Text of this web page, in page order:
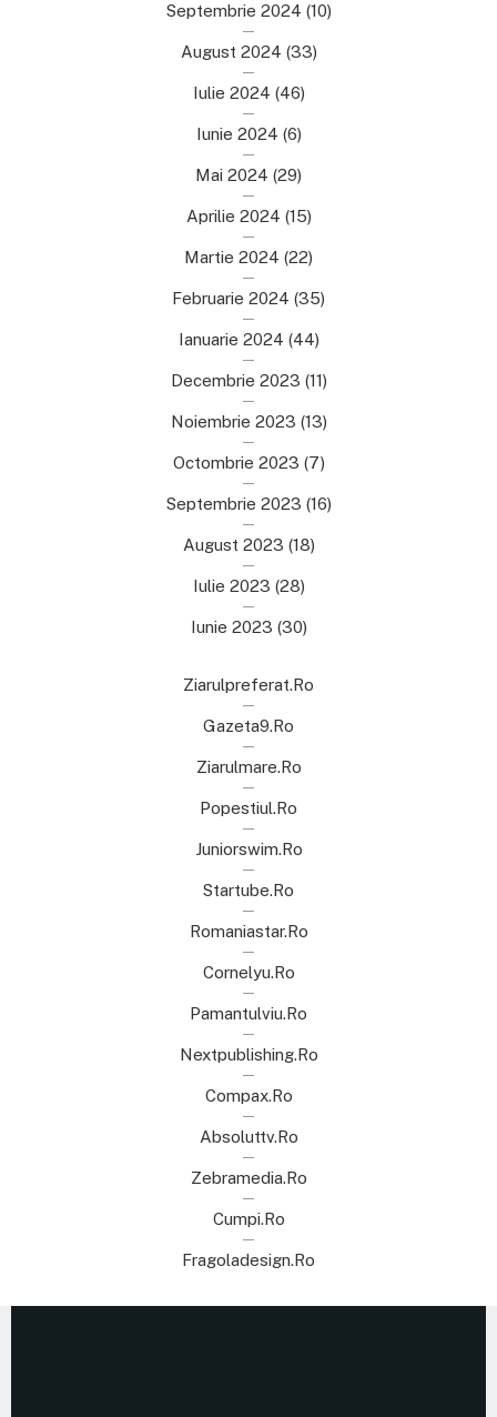
Septembrie 2024 (10)
August 2024 (33)
Iulie 2024 (46)
Iunie 2024 (6)
Mai 2024 (29)
Aprilie 2024 (15)
Martie 2024 (22)
Februarie 2024 (35)
Ianuarie 2024 (44)
Decembrie 2023 (11)
Noiembrie 2023 (13)
Octombrie 2023 (7)
Septembrie 2023 (16)
August 2023 (18)
Iulie 2023 (28)
Iunie 2023 (30)
Ziarulpreferat.ro
Gazeta9.ro
Ziarulmare.ro
Popestiul.ro
Juniorswim.ro
Startube.ro
Romaniastar.ro
Cornelyu.ro
Pamantulviu.ro
Nextpublishing.ro
Compax.ro
Absoluttv.ro
Zebramedia.ro
Cumpi.ro
Fragoladesign.ro